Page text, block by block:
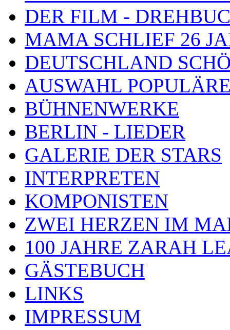
DER FILM -
MAMA SCHLIEF 26
DEUTSCHLAND
AUSWAHL
BÜHNENWERKE
BERLIN - LIEDER
GALERIE DER STARS
INTERPRETEN
KOMPONISTEN
ZWEI HERZEN IM
100 JAHRE ZARAH
GÄSTEBUCH
LINKS
IMPRESSUM